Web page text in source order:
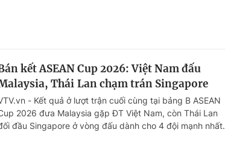
kết ASEAN Cup 2026: Việt Nam đấu
Thái Lan chạm trán Singapore
- Kết quả ở lượt trận cuối cùng tại bảng B ASEAN
2026 đưa Malaysia gặp ĐT Việt Nam, còn Thái Lan
đầu Singapore ở vòng đấu dành cho 4 đội mạnh nhất.